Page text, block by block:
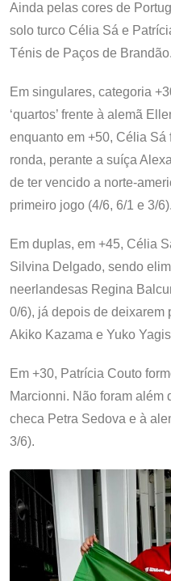
Ainda pelas cores de
solo turco Célia Sá e
Ténis de Paços de Brandão.
Em singulares, categoria
‘quartos’ frente à alemã
enquanto em +50, Célia
ronda, perante a suíça
de ter vencido a norte-
primeiro jogo (4/6, 6/1 e 3/6).
Em duplas, em +45, Célia
Silvina Delgado, sendo
neerlandesas Regina
0/6), já depois de
Akiko Kazama e Yuko
Em +30, Patrícia Couto
Marcionni. Não foram além
checa Petra Sedova e à
3/6).